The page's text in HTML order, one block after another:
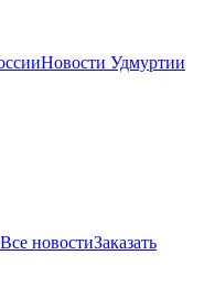
Новости Удмуртии
Все новостиЗаказать